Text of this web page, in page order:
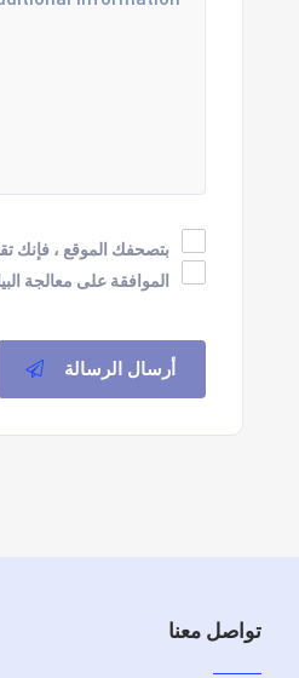
بتصحفك الموقع ، فإنك
الموافقة على معالجة
أرسال الرسالة
تواصل معنا